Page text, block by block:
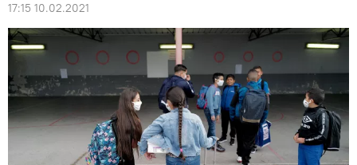
17:15 10.02.2021